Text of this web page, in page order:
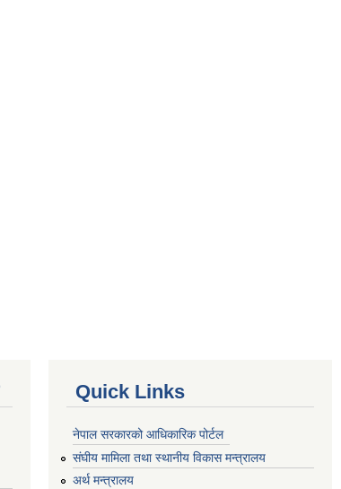
Quick Links
नेपाल सरकारको आधिकारिक पोर्टल
संघीय मामिला तथा स्थानीय विकास मन्त्रालय
अर्थ मन्त्रालय